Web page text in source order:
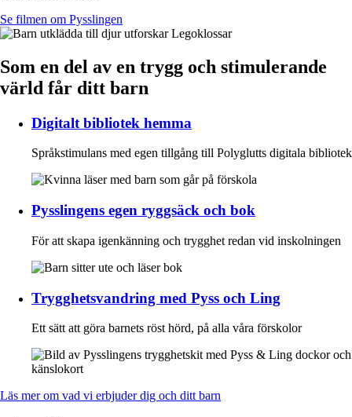
Se filmen om Pysslingen
Som en del av en trygg och stimulerande
värld får ditt barn
Digitalt bibliotek hemma
Språkstimulans med egen tillgång till Polyglutts digitala bibliotek
Pysslingens egen ryggsäck och bok
För att skapa igenkänning och trygghet redan vid inskolningen
Trygghetsvandring med Pyss och Ling
Ett sätt att göra barnets röst hörd, på alla våra förskolor
Läs mer om vad vi erbjuder dig och ditt barn